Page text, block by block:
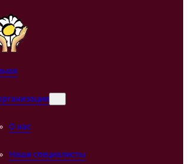
О нас
Наши специалисты